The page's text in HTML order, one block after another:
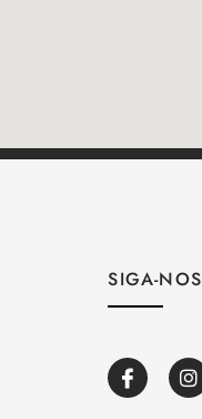
SIGA-NOS